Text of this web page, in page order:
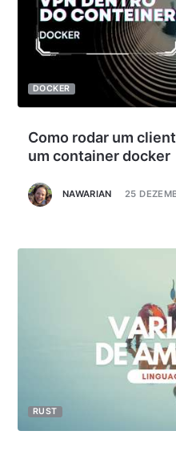
Como rodar um
um container docker
NAWARIAN 25
DOCKER
RUST